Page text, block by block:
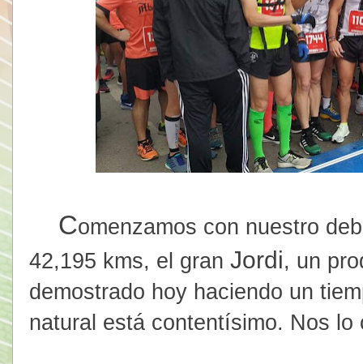
Comenzamos con nuestro
42,195 kms, el gran Jordi, un
demostrado hoy haciendo un
natural está contentísimo. Nos